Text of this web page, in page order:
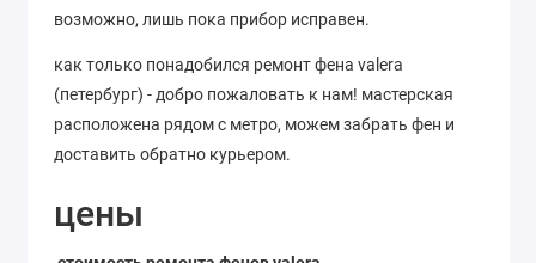
возможно, лишь пока прибор исправен.
как только понадобился ремонт фена valera
(петербург) - добро пожаловать к нам! мастерская
расположена рядом с метро, можем забрать фен и
доставить обратно курьером.
цены